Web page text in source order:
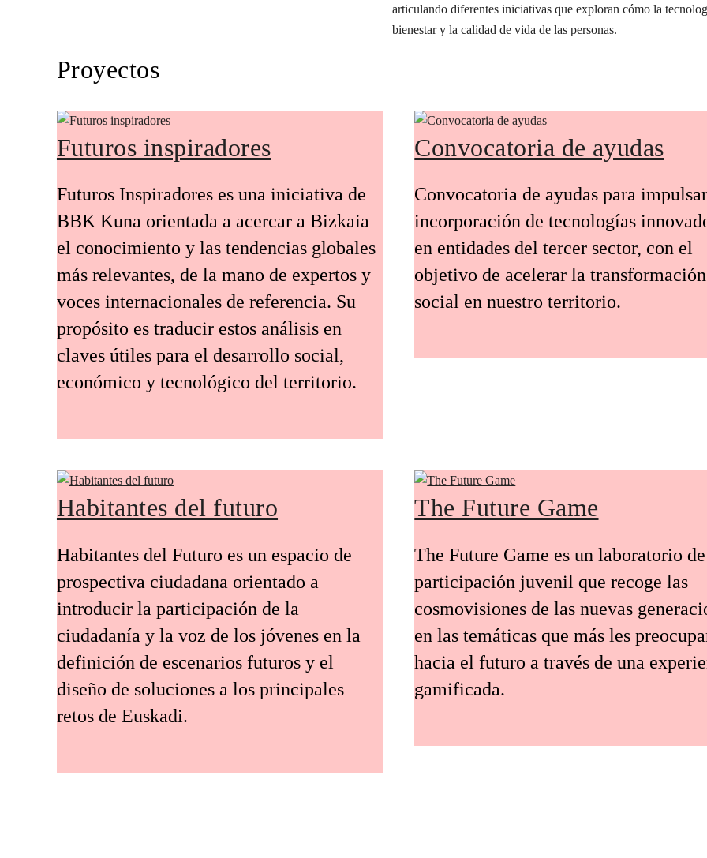
articulando diferentes iniciativas que exploran cómo la
bienestar y la calidad de vida de las personas.
Proyectos
Futuros inspiradores
Futuros Inspiradores es una iniciativa de
BBK Kuna orientada a acercar a Bizkaia
el conocimiento y las tendencias globales
más relevantes, de la mano de expertos y
voces internacionales de referencia. Su
propósito es traducir estos análisis en
claves útiles para el desarrollo social,
económico y tecnológico del territorio.
Convocatoria de ayudas
Convocatoria de ayudas para
incorporación de tecnologías
en entidades del tercer sector, con el
objetivo de acelerar la transformación
social en nuestro territorio.
Habitantes del futuro
Habitantes del Futuro es un espacio de
prospectiva ciudadana orientado a
introducir la participación de la
ciudadanía y la voz de los jóvenes en la
definición de escenarios futuros y el
diseño de soluciones a los principales
retos de Euskadi.
The Future Game
The Future Game es un laboratorio de
participación juvenil que recoge las
cosmovisiones de las nuevas
en las temáticas que más les
hacia el futuro a través de una
gamificada.